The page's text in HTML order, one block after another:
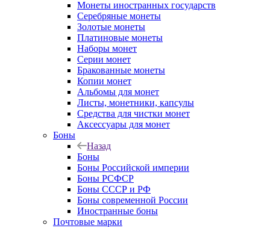
Монеты иностранных государств
Серебряные монеты
Золотые монеты
Платиновые монеты
Наборы монет
Серии монет
Бракованные монеты
Копии монет
Альбомы для монет
Листы, монетники, капсулы
Средства для чистки монет
Аксессуары для монет
Боны
Назад
Боны
Боны Российской империи
Боны РСФСР
Боны СССР и РФ
Боны современной России
Иностранные боны
Почтовые марки